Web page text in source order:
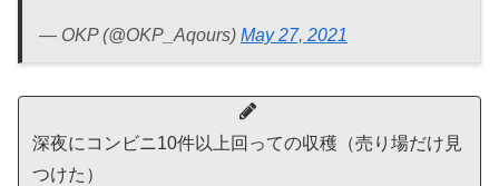
— OKP (@OKP_Aqours) May 27, 2021
深夜にコンビニ10件以上回っての収穫（売り場だけ見
つけた）